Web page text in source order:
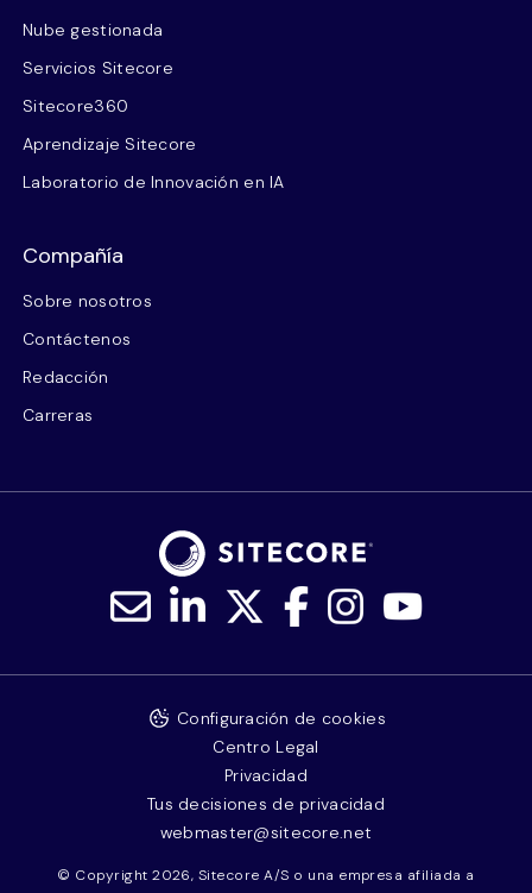
Nube gestionada
Servicios Sitecore
Sitecore360
Aprendizaje Sitecore
Laboratorio de Innovación en IA
Compañía
Sobre nosotros
Contáctenos
Redacción
Carreras
© Copyright 2026, Sitecore A/S o una empresa afiliada a
Configuración de cookies
Centro Legal
Privacidad
Tus decisiones de privacidad
webmaster@sitecore.net